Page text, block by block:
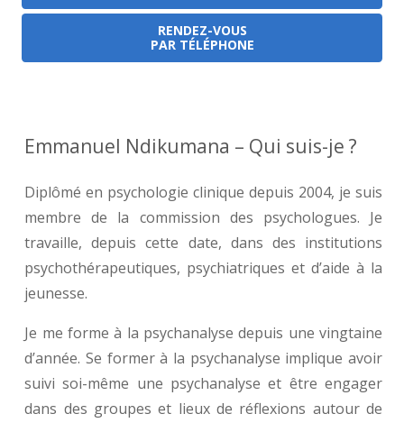
Emmanuel Ndikumana – Qui suis-je ?
Diplômé en psychologie clinique depuis 2004, je suis
membre de la commission des psychologues. Je
travaille, depuis cette date, dans des institutions
psychothérapeutiques, psychiatriques et d’aide à la
jeunesse.
Je me forme à la psychanalyse depuis une vingtaine
d’année. Se former à la psychanalyse implique avoir
suivi soi-même une psychanalyse et être engager
dans des groupes et lieux de réflexions autour de
RENDEZ-VOUS
PAR TÉLÉPHONE